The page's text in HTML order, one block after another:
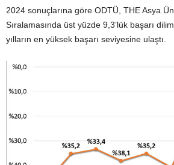
2024 sonuçlarına göre ODTÜ, THE Asya
Sıralamasında üst yüzde 9,3’lük başarı
yılların en yüksek başarı seviyesine ulaştı.